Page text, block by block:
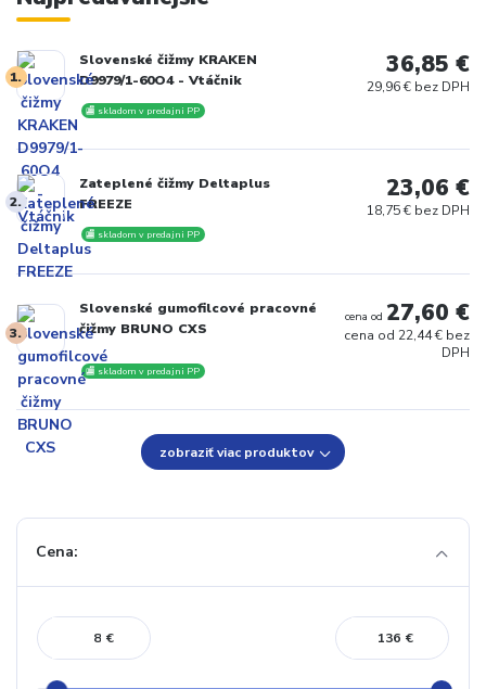
1.
Slovenské čižmy KRAKEN
D9979/1-60O4 - Vtáčnik
🏬 skladom v predajni PP
36,85 €
29,96 € bez DPH
2.
Zateplené čižmy Deltaplus
FREEZE
🏬 skladom v predajni PP
23,06 €
18,75 € bez DPH
3.
Slovenské gumofilcové pracovné
čižmy BRUNO CXS
🏬 skladom v predajni PP
cena od 27,60 €
cena od 22,44 € bez
DPH
zobraziť viac produktov
Cena:
€ €